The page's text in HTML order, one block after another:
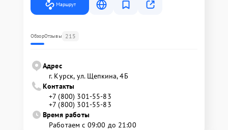
Маршрут
ОбзорОтзывы 215
Адрес
г. Курск, ул. Щепкина, 4Б
Контакты
+7 (800) 301-55-83
+7 (800) 301-55-83
Время работы
Работаем с 09:00 до 21:00